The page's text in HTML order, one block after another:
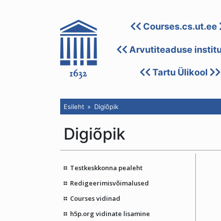
Courses.cs.ut.ee
Arvutiteaduse
Tartu Ülikool
Esileht Digiõpik
Digiõpik
Testkeskkonna pealeht
Redigeerimisvõimalused
Courses vidinad
h5p.org vidinate lisamine